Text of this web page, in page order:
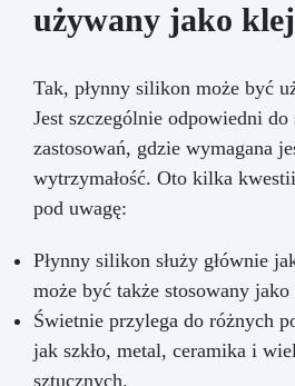
używany jako
Tak, płynny silikon może być
Jest szczególnie odpowiedni
zastosowań, gdzie wymagana
wytrzymałość. Oto kilka
pod uwagę:
Płynny silikon służy głównie
może być także stosowany
Świetnie przylega do różnych
jak szkło, metal, ceramika i
sztucznych.